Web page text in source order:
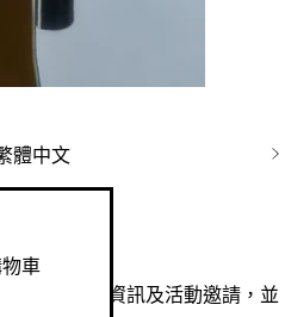
體中文
車
牌最新產品資訊及活動邀請，並